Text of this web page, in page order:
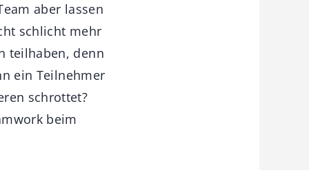
aber lassen
schlicht mehr
teilhaben, denn
ein Teilnehmer
schrottet?
beim